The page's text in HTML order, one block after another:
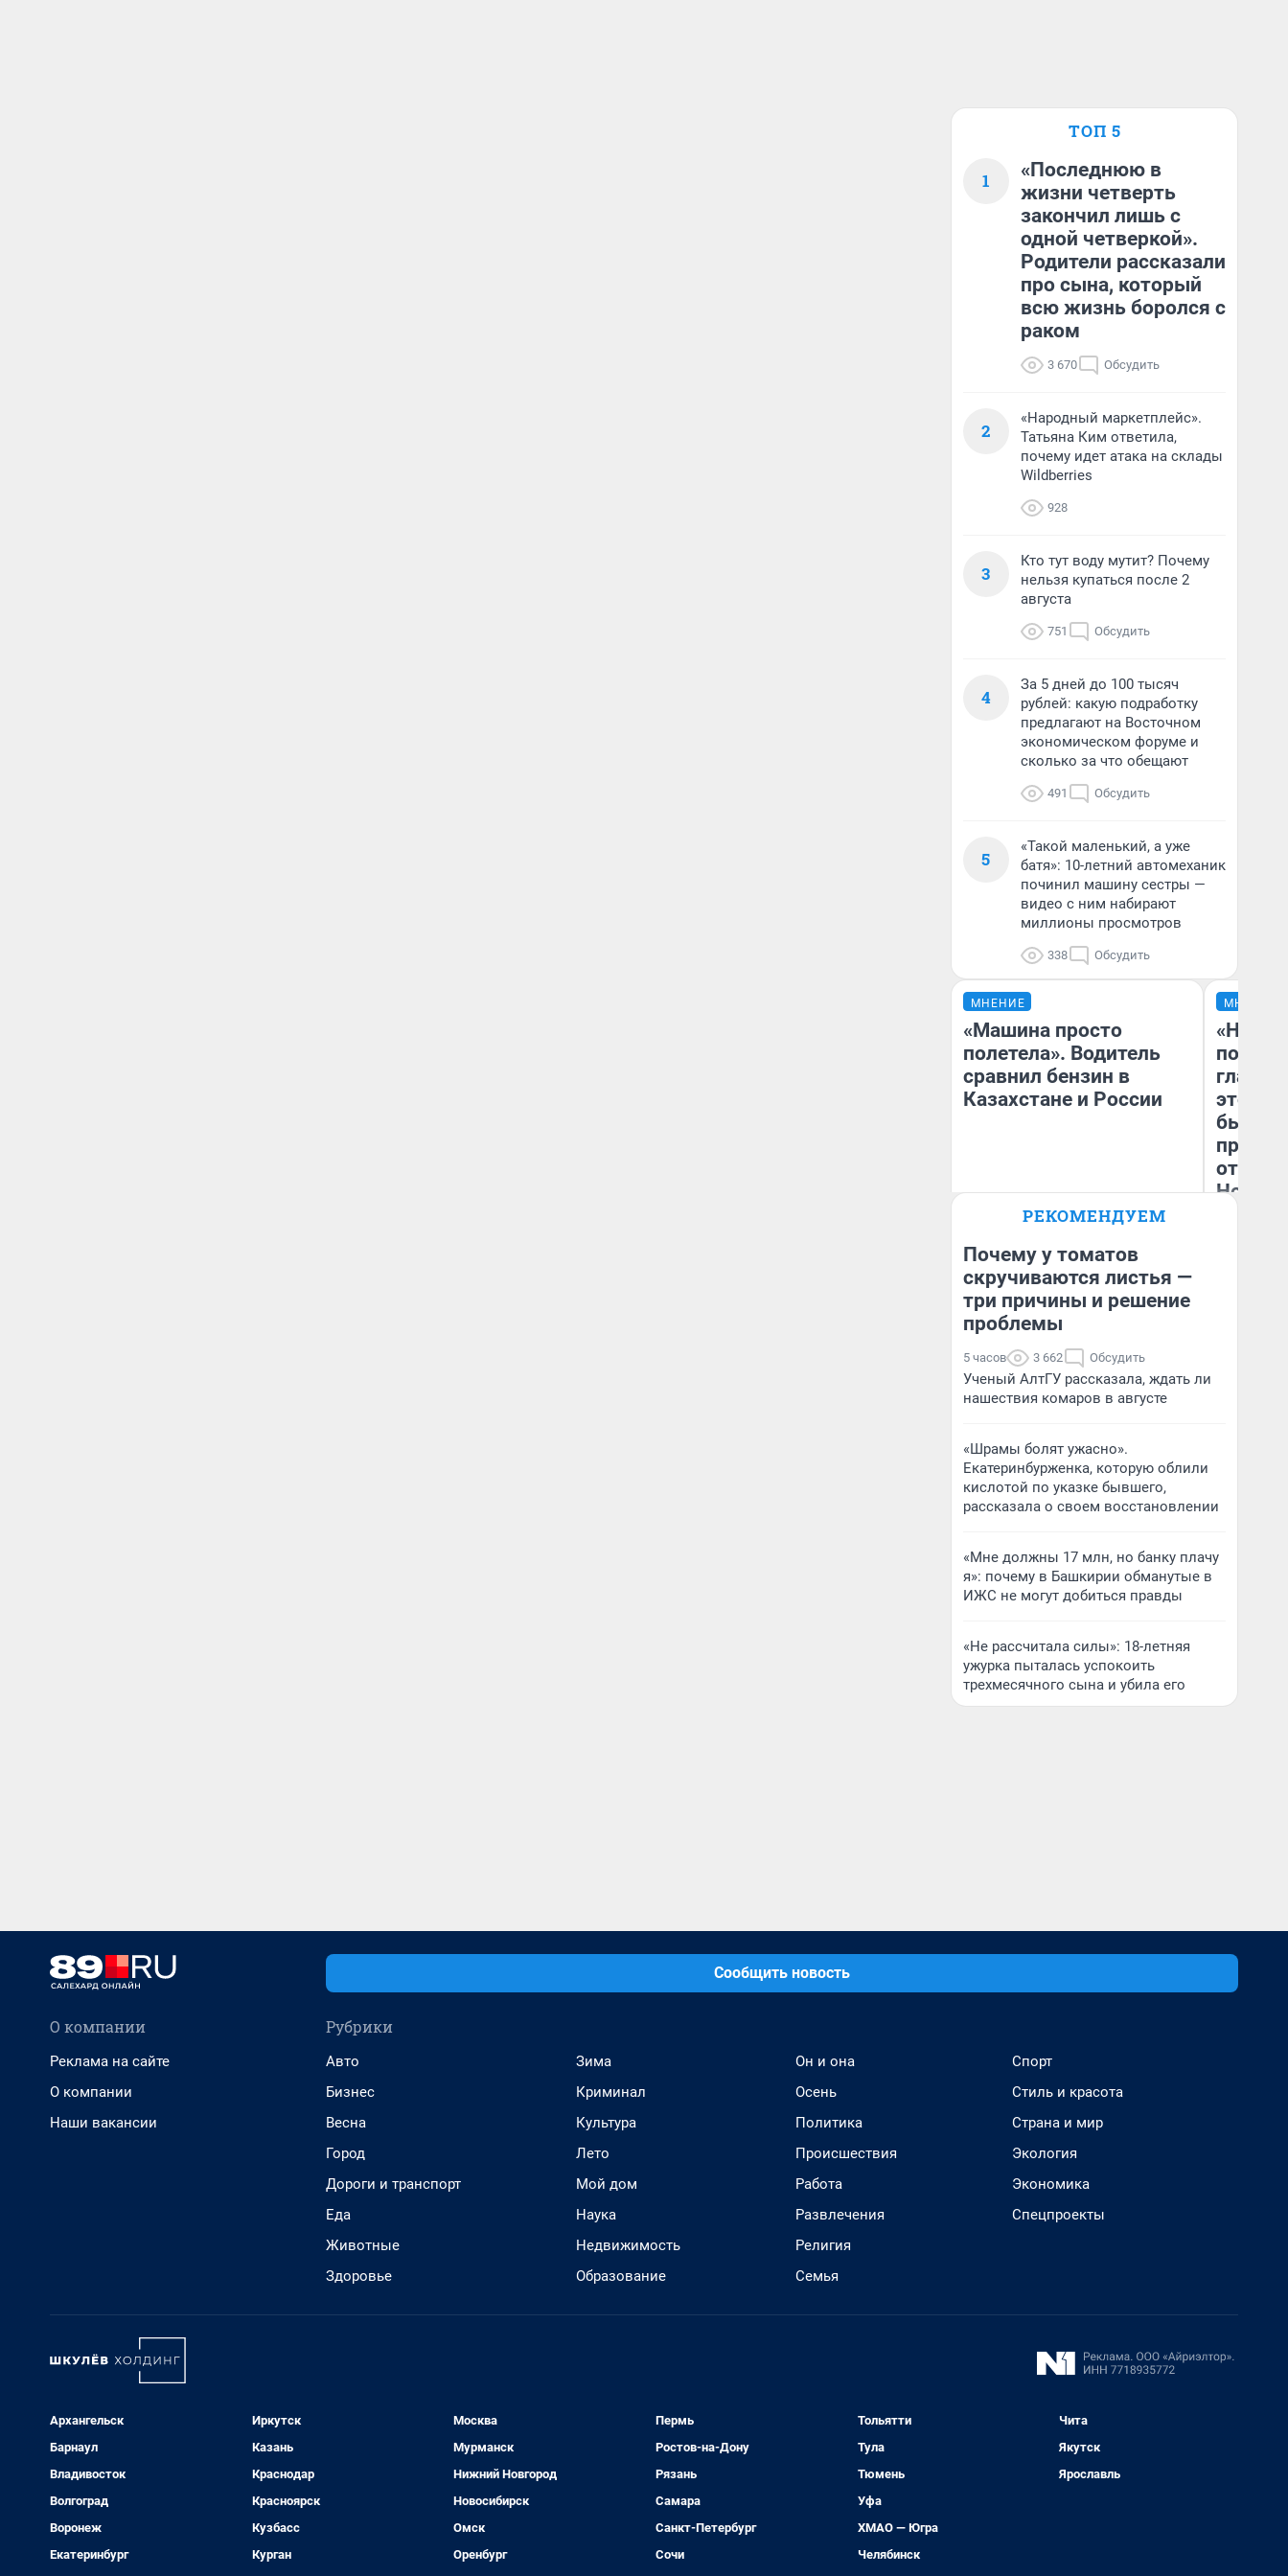
ТОП 5
1
«Последнюю в
жизни четверть
закончил лишь с
одной четверкой».
Родители рассказали
про сына, который
всю жизнь боролся с
раком
3 670 Обсудить
2
«Народный маркетплейс».
Татьяна Ким ответила,
почему идет атака на склады
Wildberries
928
3
Кто тут воду мутит? Почему
нельзя купаться после 2
августа
751 Обсудить
4
За 5 дней до 100 тысяч
рублей: какую подработку
предлагают на Восточном
экономическом форуме и
сколько за что обещают
491 Обсудить
5
«Такой маленький, а уже
батя»: 10-летний автомеханик
починил машину сестры —
видео с ним набирают
миллионы просмотров
338 Обсудить
МНЕНИЕ
«Машина просто
полетела». Водитель
сравнил бензин в
Казахстане и России
Анатолий Кузнецов
МНЕНИЕ
этого
бьет
отзыв
Нолана
РЕКОМЕНДУЕМ
Почему у томатов
скручиваются листья —
три причины и решение
проблемы
5 часов 3 662 Обсудить
Ученый АлтГУ рассказала, ждать ли
нашествия комаров в августе
«Шрамы болят ужасно».
Екатеринбурженка, которую облили
кислотой по указке бывшего,
рассказала о своем восстановлении
«Мне должны 17 млн, но банку плачу
я»: почему в Башкирии обманутые в
ИЖС не могут добиться правды
«Не рассчитала силы»: 18-летняя
ужурка пыталась успокоить
трехмесячного сына и убила его
Сообщить новость
О компании
Реклама на сайте
О компании
Наши вакансии
Рубрики
Авто
Бизнес
Весна
Город
Дороги и транспорт
Еда
Животные
Здоровье
Зима
Криминал
Культура
Лето
Мой дом
Наука
Недвижимость
Образование
Он и она
Осень
Политика
Происшествия
Работа
Развлечения
Религия
Семья
Спорт
Стиль и красота
Страна и мир
Экология
Экономика
Спецпроекты
Архангельск
Барнаул
Владивосток
Волгоград
Воронеж
Екатеринбург
Иркутск
Казань
Краснодар
Красноярск
Кузбасс
Курган
Москва
Мурманск
Нижний Новгород
Новосибирск
Омск
Оренбург
Пермь
Ростов-на-Дону
Рязань
Самара
Санкт-Петербург
Сочи
Тольятти
Тула
Тюмень
Уфа
ХМАО — Югра
Челябинск
Чита
Якутск
Ярославль